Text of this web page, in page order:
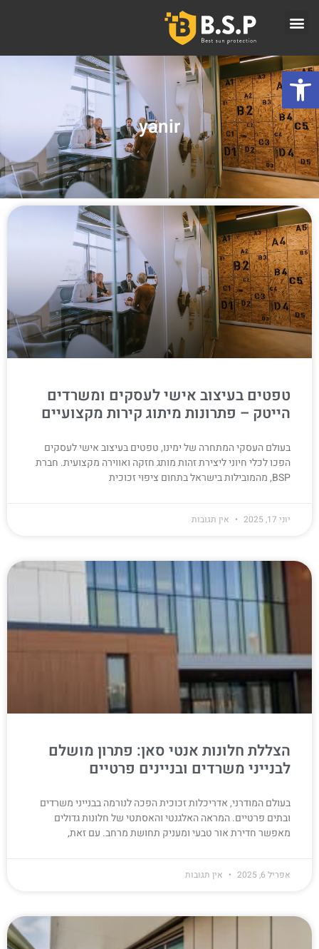
פתח סרגל נגישות
yanir
טפטים בעיצוב אישי לעסקים ומשרדים
הייטק – פתרונות מיתוג קירות מקצועיים
בעולם העסקי המתחרה של ימינו, טפטים בעיצוב אישי לעסקים
הפכו לכלי חיוני ליצירת זהות מותג חזקה ואווירה מקצועית. חברת
BSP, מהמובילות בישראל בתחום ציפוי זכוכית
יוני 17, 2025 אין תגובות
הצללת חלונות אנטי סאן: פתרון מושלם
לבנייני משרדים ובניינים פרטיים
בעולם המודרני, אדריכלות זכוכית הפכה לנורמה בבנייני משרדים
ובתים פרטיים. המראה האלגנטי והאסתטי של חלונות גדולים
מאפשר חדירת אור טבעי ומעניק תחושת מרחב. עם זאת,
אפריל 6, 2025 אין תגובות